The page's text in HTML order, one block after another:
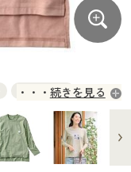
LL × 完売続きを見る